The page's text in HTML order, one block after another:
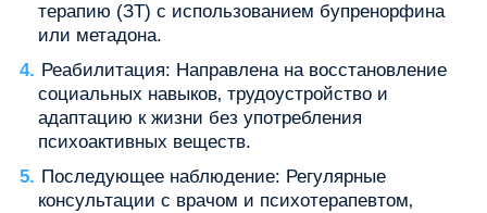
терапию (ЗТ) с использованием бупренорфина
или метадона.
Реабилитация: Направлена на восстановление
социальных навыков‚ трудоустройство и
адаптацию к жизни без употребления
психоактивных веществ.
Последующее наблюдение: Регулярные
консультации с врачом и психотерапевтом‚